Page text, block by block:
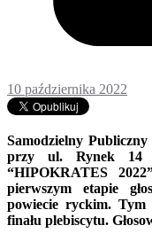
10 października 2022
Samodzielny
przy ul. Rynek 14
“HIPOKRATES
pierwszym etapie
powiecie ryckim. Tym
finału plebiscytu.